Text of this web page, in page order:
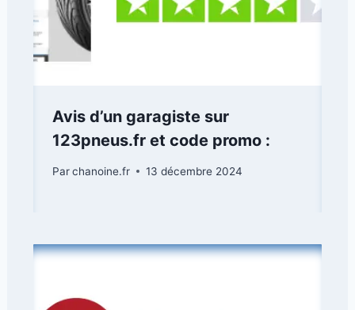
Avis d’un garagiste sur
123pneus.fr et code promo :
Parchanoine.fr 13 décembre 2024